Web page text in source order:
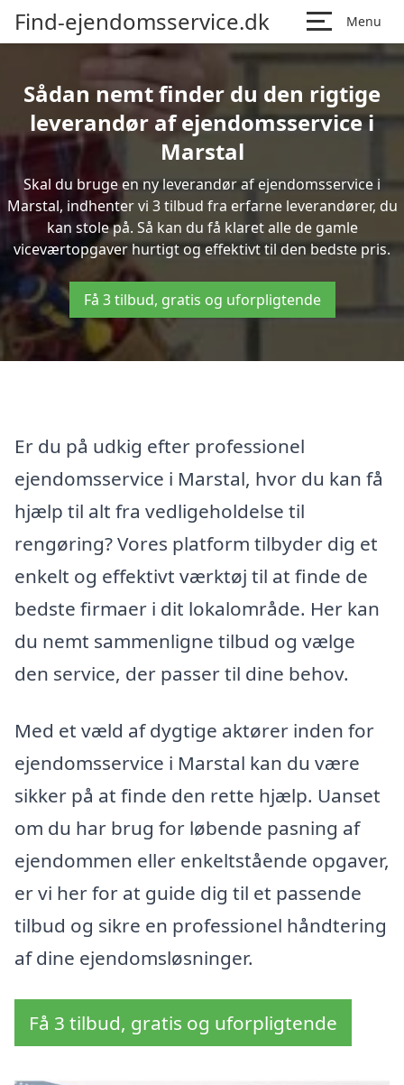
Find-ejendomsservice.dk Menu
Sådan nemt finder du den rigtige
leverandør af ejendomsservice i
Marstal
Skal du bruge en ny leverandør af ejendomsservice i
Marstal, indhenter vi 3 tilbud fra erfarne leverandører, du
kan stole på. Så kan du få klaret alle de gamle
viceværtopgaver hurtigt og effektivt til den bedste pris.
Få 3 tilbud, gratis og uforpligtende
Er du på udkig efter professionel
ejendomsservice i Marstal, hvor du kan få
hjælp til alt fra vedligeholdelse til
rengøring? Vores platform tilbyder dig et
enkelt og effektivt værktøj til at finde de
bedste firmaer i dit lokalområde. Her kan
du nemt sammenligne tilbud og vælge
den service, der passer til dine behov.
Med et væld af dygtige aktører inden for
ejendomsservice i Marstal kan du være
sikker på at finde den rette hjælp. Uanset
om du har brug for løbende pasning af
ejendommen eller enkeltstående opgaver,
er vi her for at guide dig til et passende
tilbud og sikre en professionel håndtering
af dine ejendomsløsninger.
Få 3 tilbud, gratis og uforpligtende